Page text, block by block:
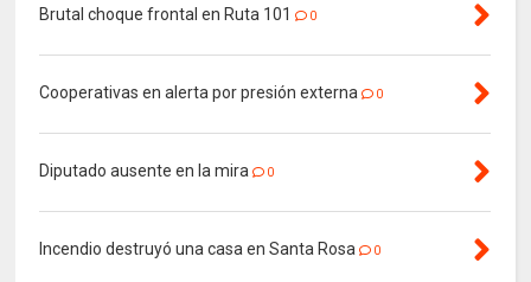
Brutal choque frontal en Ruta 101 0
Cooperativas en alerta por presión externa 0
Diputado ausente en la mira 0
Incendio destruyó una casa en Santa Rosa 0